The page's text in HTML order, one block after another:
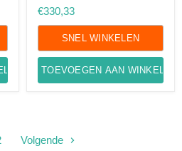
Uitbreidingspakket
€330,33
SNEL WINKELEN
TOEVOEGEN AAN
Volgende